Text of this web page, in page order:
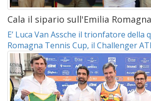
Cala il sipario sull'Emilia
E’ Luca Van Assche il trionfatore della
Romagna Tennis Cup, il Challenger